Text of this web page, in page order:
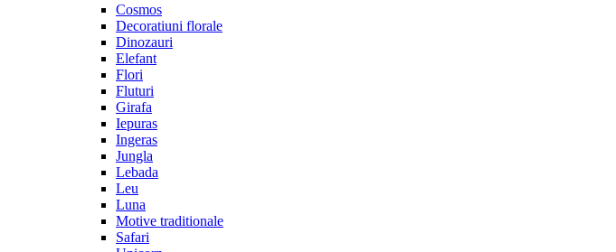
Cosmos
Decoratiuni florale
Dinozauri
Elefant
Flori
Fluturi
Girafa
Iepuras
Ingeras
Jungla
Lebada
Leu
Luna
Motive traditionale
Safari